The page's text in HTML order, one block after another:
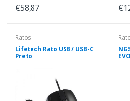
€58,87
Ratos
Lifetech Rato USB / USB-C
Preto